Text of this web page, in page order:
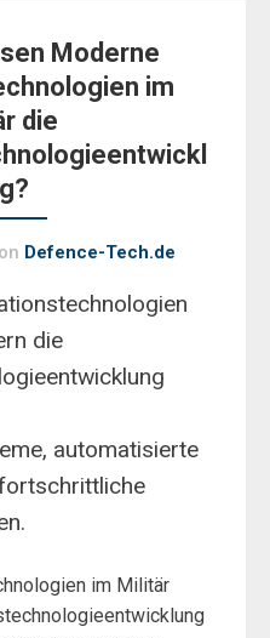
Moderne
im
die
Defence-Tech.de
die
automatisierte
im Militär